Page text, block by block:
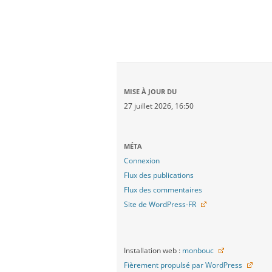
MISE À JOUR DU
27 juillet 2026, 16:50
MÉTA
Connexion
Flux des publications
Flux des commentaires
Site de WordPress-FR
Installation web : monbouc
Fièrement propulsé par WordPress